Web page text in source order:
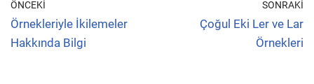
ÖNCEKI
Örnekleriyle İkilemeler
Hakkında Bilgi
SONRAKI
Çoğul Eki Ler ve Lar
Örnekleri